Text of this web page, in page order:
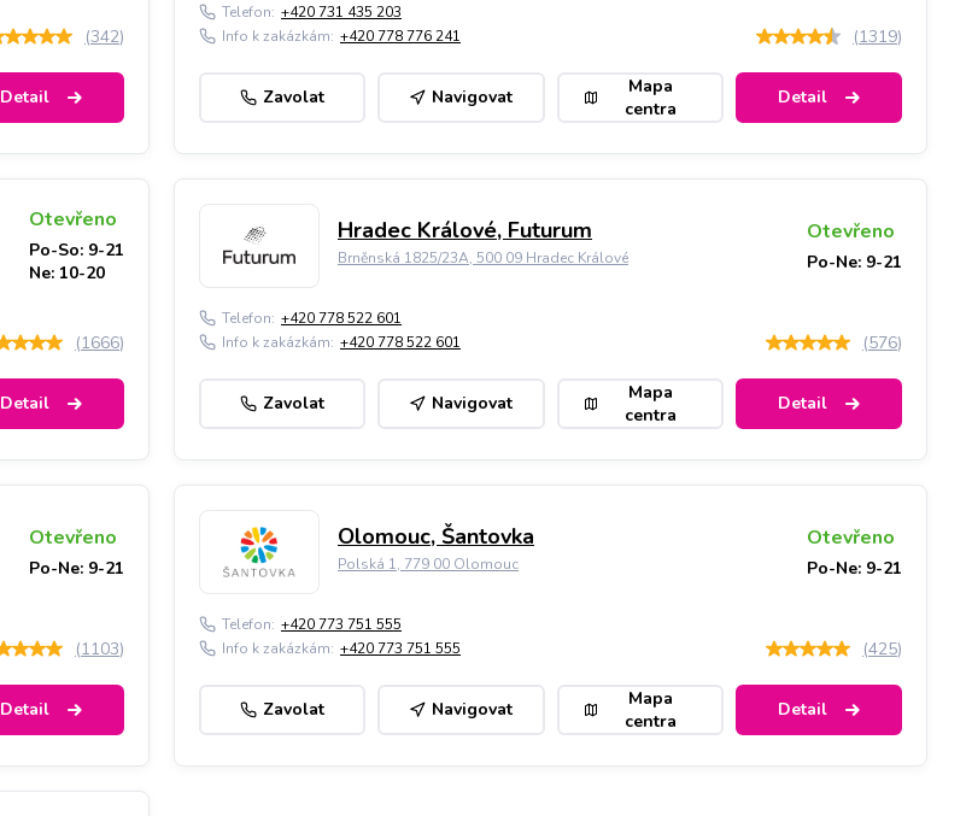
(342)
Detail
Telefon: +420 731 435 203
Info k zakázkám: +420 778 776 241 (1319)
Zavolat Navigovat
Mapa
centra
Detail
Otevřeno
Po-So: 9-21
Ne: 10-20
(1666)
Detail
Hradec Králové, Futurum
Brněnská 1825/23A, 500 09 Hradec Králové
Otevřeno
Po-Ne: 9-21
Telefon: +420 778 522 601
Info k zakázkám: +420 778 522 601 (576)
Zavolat Navigovat
Mapa
centra
Detail
Otevřeno
Po-Ne: 9-21
(1103)
Detail
Olomouc, Šantovka
Polská 1, 779 00 Olomouc
Otevřeno
Po-Ne: 9-21
Telefon: +420 773 751 555
Info k zakázkám: +420 773 751 555 (425)
Zavolat Navigovat
Mapa
centra
Detail